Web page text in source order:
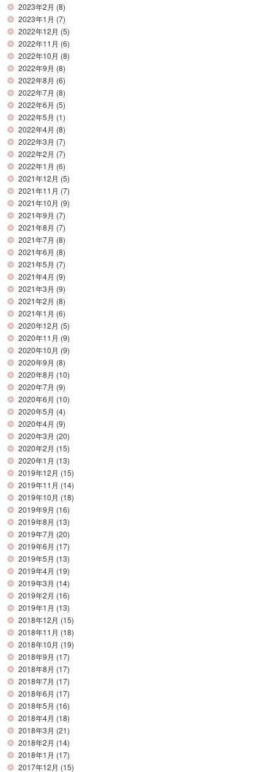
2023年2月 (8)
2023年1月 (7)
2022年12月 (5)
2022年11月 (6)
2022年10月 (8)
2022年9月 (8)
2022年8月 (6)
2022年7月 (8)
2022年6月 (5)
2022年5月 (1)
2022年4月 (8)
2022年3月 (7)
2022年2月 (7)
2022年1月 (6)
2021年12月 (5)
2021年11月 (7)
2021年10月 (9)
2021年9月 (7)
2021年8月 (7)
2021年7月 (8)
2021年6月 (8)
2021年5月 (7)
2021年4月 (9)
2021年3月 (9)
2021年2月 (8)
2021年1月 (6)
2020年12月 (5)
2020年11月 (9)
2020年10月 (9)
2020年9月 (8)
2020年8月 (10)
2020年7月 (9)
2020年6月 (10)
2020年5月 (4)
2020年4月 (9)
2020年3月 (20)
2020年2月 (15)
2020年1月 (13)
2019年12月 (15)
2019年11月 (14)
2019年10月 (18)
2019年9月 (16)
2019年8月 (13)
2019年7月 (20)
2019年6月 (17)
2019年5月 (13)
2019年4月 (19)
2019年3月 (14)
2019年2月 (16)
2019年1月 (13)
2018年12月 (15)
2018年11月 (18)
2018年10月 (19)
2018年9月 (17)
2018年8月 (17)
2018年7月 (17)
2018年6月 (17)
2018年5月 (16)
2018年4月 (18)
2018年3月 (21)
2018年2月 (14)
2018年1月 (17)
2017年12月 (15)